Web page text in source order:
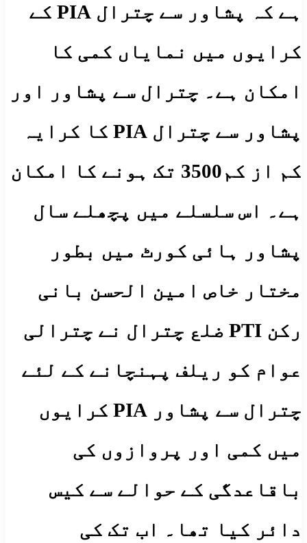
ہے کہ پشاور سے چترال PIA کے
کرایوں میں نمایاں کمی کا
امکان ہے۔ چترال سے پشاور اور
پشاور سے چترال PIA کا کرایہ
کم از کم3500 تک ہونے کا امکان
ہے۔ اس سلسلے میں پچھلے سال
پشاور ہائی کورٹ میں بطور
مختار خاص امین الحسن بانی
رکن PTI ضلع چترال نے چترالی
عوام کو ریلف پہنچانے کے لئے
چترال سے پشاور PIA کرایوں
میں کمی اور پروازوں کی
باقاعدگی کے حوالے سے کیس
دائر کیا تھا۔ اب تک کی